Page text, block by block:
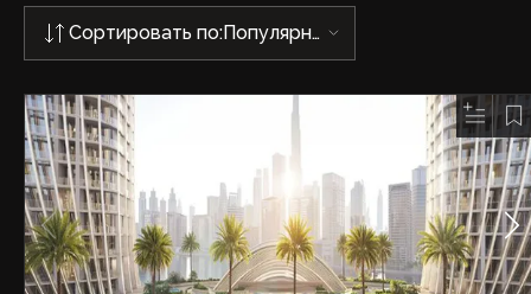
Сортировать по: Популярности